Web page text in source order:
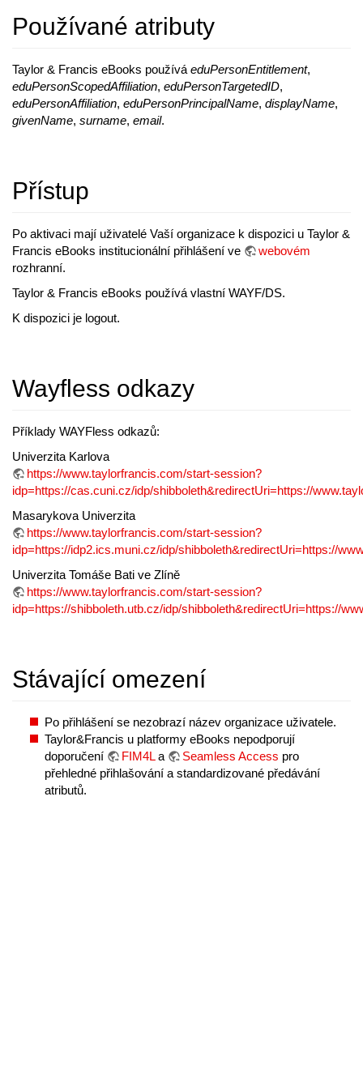
Používané atributy
Taylor & Francis eBooks používá eduPersonEntitlement,
eduPersonScopedAffiliation, eduPersonTargetedID,
eduPersonAffiliation, eduPersonPrincipalName, displayName,
givenName, surname, email.
Přístup
Po aktivaci mají uživatelé Vaší organizace k dispozici u Taylor &
Francis eBooks institucionální přihlášení ve
webovém
rozhranní.
Taylor & Francis eBooks používá vlastní WAYF/DS.
K dispozici je logout.
Wayfless odkazy
Příklady WAYFless odkazů:
Univerzita Karlova
https://www.taylorfrancis.com/start-session?
idp=https://cas.cuni.cz/idp/shibboleth&redirectUri=https://
Masarykova Univerzita
https://www.taylorfrancis.com/start-session?
idp=https://idp2.ics.muni.cz/idp/shibboleth&redirectUri=https://
Univerzita Tomáše Bati ve Zlíně
https://www.taylorfrancis.com/start-session?
idp=https://shibboleth.utb.cz/idp/shibboleth&redirectUri=https://
Stávající omezení
Po přihlášení se nezobrazí název organizace uživatele.
Taylor&Francis u platformy eBooks nepodporují
doporučení
FIM4La Seamless Access pro
přehledné přihlašování a standardizované předávání
atributů.